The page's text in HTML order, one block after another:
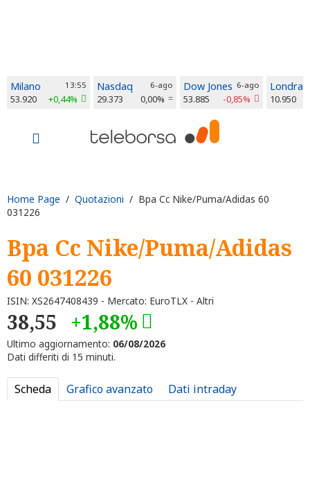
Milano 13:55
53.920 +0,44%
Nasdaq 6-ago
29.373 0,00%
Dow Jones 6-ago
53.885 -0,85%
Londra
10.950
Home Page / Quotazioni / Bpa Cc Nike/Puma/Adidas 60
031226
Bpa Cc Nike/Puma/Adidas
60 031226
ISIN: XS2647408439 - Mercato: EuroTLX - Altri
38,55 +1,88%
Ultimo aggiornamento: 06/08/2026
Dati differiti di 15 minuti.
Scheda Grafico avanzato Dati intraday